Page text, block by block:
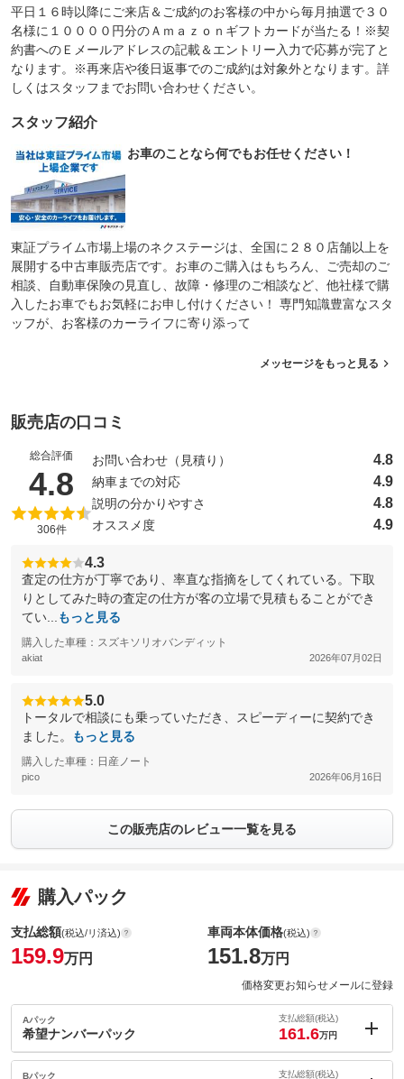
平日１６時以降にご来店＆ご成約のお客様の中から毎月抽選で３０
名様に１００００円分のＡｍａｚｏｎギフトカードが当たる！※契
約書へのＥメールアドレスの記載＆エントリー入力で応募が完了と
なります。※再来店や後日返事でのご成約は対象外となります。詳
しくはスタッフまでお問い合わせください。
スタッフ紹介
お車のことなら何でもお任せください！
東証プライム市場上場のネクステージは、全国に２８０店舗以上を
展開する中古車販売店です。お車のご購入はもちろん、ご売却のご
相談、自動車保険の見直し、故障・修理のご相談など、他社様で購
入したお車でもお気軽にお申し付けください！ 専門知識豊富なスタ
ッフが、お客様のカーライフに寄り添って
メッセージをもっと見る
販売店の口コミ
総合評価
4.8 （5点満点中）
306件
お問い合わせ（見積り） 4.8
納車までの対応 4.9
説明の分かりやすさ 4.8
オススメ度 4.9
4.3
査定の仕方が丁寧であり、率直な指摘をしてくれている。下取
りとしてみた時の査定の仕方が客の立場で見積もることができ
てい...
もっと見る
購入した車種：スズキソリオバンディット
akiat 2026年07月02日
5.0
トータルで相談にも乗っていただき、スピーディーに契約でき
ました。
もっと見る
購入した車種：日産ノート
pico 2026年06月16日
この販売店のレビュー一覧を見る
購入パック
支払総額(税込/リ済込)
159.9万円
車両本体価格(税込)
151.8万円
価格変更お知らせメールに登録
Aパック
希望ナンバーパック
支払総額(税込)
161.6万円
内：オプシ
ョン価格
Bパック 支払総額(税込)